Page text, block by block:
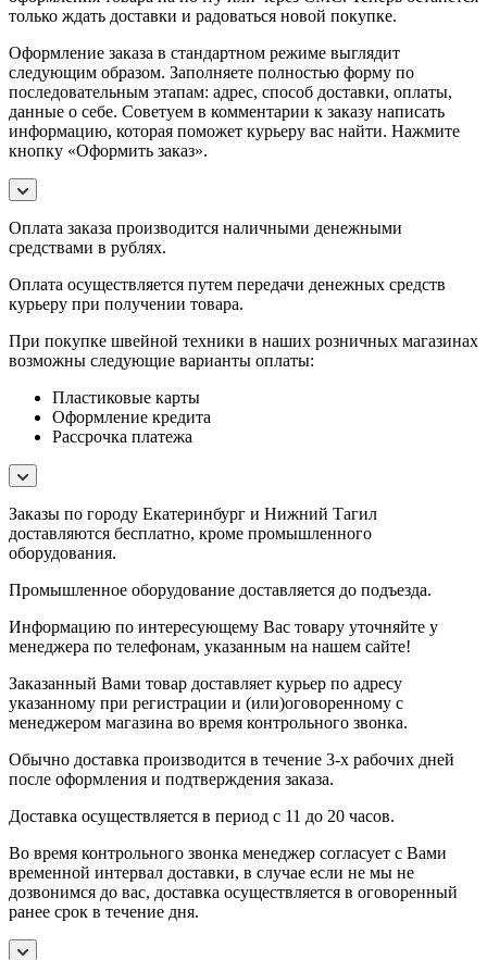
только ждать доставки и радоваться новой покупке.
Оформление заказа в стандартном режиме выглядит
следующим образом. Заполняете полностью форму по
последовательным этапам: адрес, способ доставки, оплаты,
данные о себе. Советуем в комментарии к заказу написать
информацию, которая поможет курьеру вас найти. Нажмите
кнопку «Оформить заказ».
Оплата заказа производится наличными денежными
средствами в рублях.
Оплата осуществляется путем передачи денежных средств
курьеру при получении товара.
При покупке швейной техники в наших розничных магазинах
возможны следующие варианты оплаты:
Пластиковые карты
Оформление кредита
Рассрочка платежа
Заказы по городу Екатеринбург и Нижний Тагил
доставляются бесплатно, кроме промышленного
оборудования.
Промышленное оборудование доставляется до подъезда.
Информацию по интересующему Вас товару уточняйте у
менеджера по телефонам, указанным на нашем сайте!
Заказанный Вами товар доставляет курьер по адресу
указанному при регистрации и (или)оговоренному с
менеджером магазина во время контрольного звонка.
Обычно доставка производится в течение 3-х рабочих дней
после оформления и подтверждения заказа.
Доставка осуществляется в период с 11 до 20 часов.
Во время контрольного звонка менеджер согласует с Вами
временной интервал доставки, в случае если не мы не
дозвонимся до вас, доставка осуществляется в оговоренный
ранее срок в течение дня.